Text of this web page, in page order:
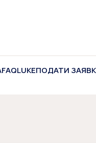
FAQLUKEПОДАТИ